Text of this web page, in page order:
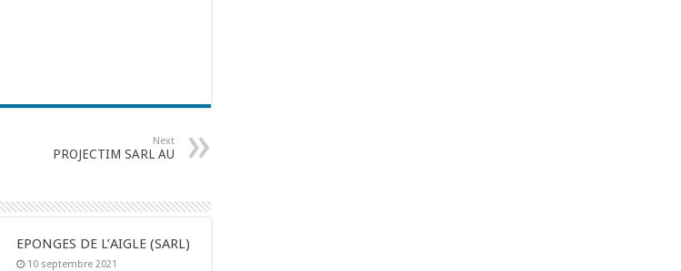
Next
PROJECTIM SARL AU
EPONGES DE L’AIGLE (SARL)
10 septembre 2021